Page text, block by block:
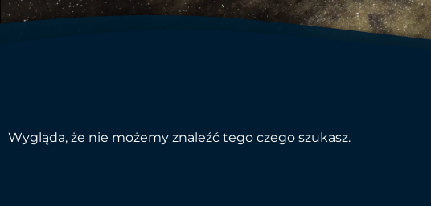
Wygląda, że nie możemy znaleźć tego czego szukasz.